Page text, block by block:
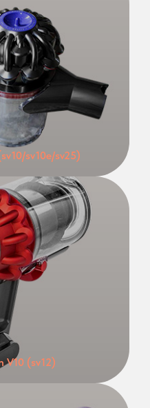
sv10e/sv25)
V10 (sv12)